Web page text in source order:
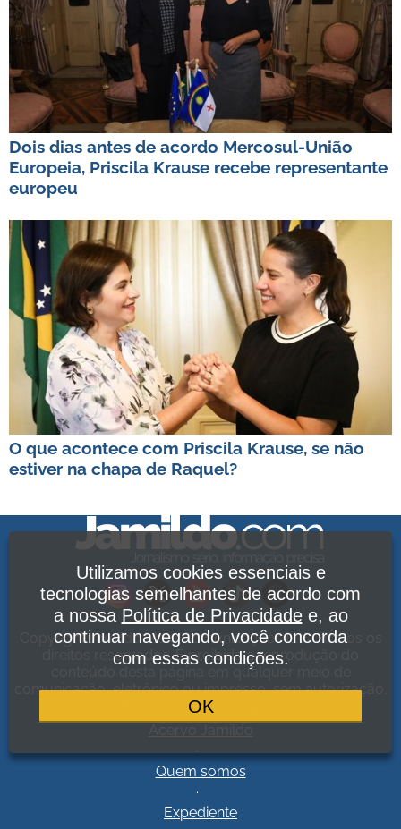
Dois dias antes de acordo Mercosul-União
Europeia, Priscila Krause recebe representante
europeu
O que acontece com Priscila Krause, se não
estiver na chapa de Raquel?
Copyright Jamildo Melo Comunicações Ltda. Todos os
direitos reservados. É proibida a reprodução do
conteúdo desta página em qualquer meio de
comunicação, eletrônico ou impresso, sem autorização.
Política de Privacidade
Quem somos
.
Expediente
Utilizamos cookies essenciais e
tecnologias semelhantes de acordo com
a nossa Política de Privacidadee, ao
continuar navegando, você concorda
com essas condições.
OK